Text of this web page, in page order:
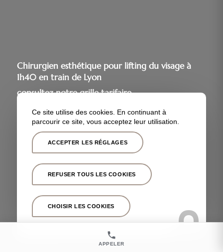
Chirurgien esthétique pour lifting du visage à
1h40 en train de Lyon
consultez notre grille tarifaire
ou téléphonez-nous dès maintenant pour en
savoir +
CONTACTEZ-NOUS TEL : 04 91 46 36 14
Ce site utilise des cookies. En continuant à
parcourir ce site, vous acceptez leur utilisation.
ACCEPTER LES RÉGLAGES
REFUSER TOUS LES COOKIES
CHOISIR LES COOKIES
APPELER